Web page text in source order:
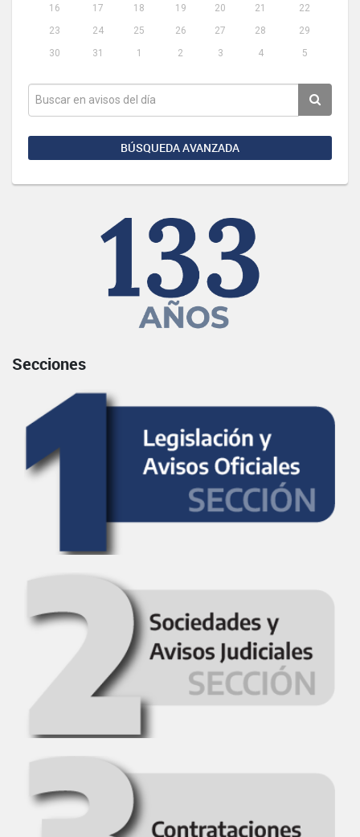
16
17 18 19 20 21
22
23
24 25 26 27 28
29
30
31 1 2 3 4 5
BÚSQUEDA AVANZADA
Secciones